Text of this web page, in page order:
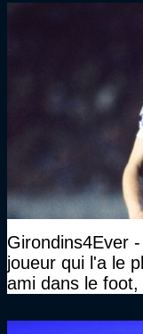
Girondins4Ever
joueur qui l'a le
ami dans le